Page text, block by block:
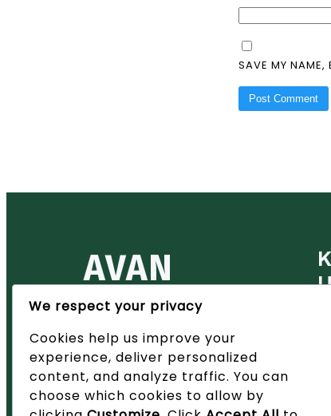
SAVE MY NAME,
AVAN
Ihr zuverlässiger Partner für
– wir bieten innovative Lösungen
und hervorragenden Service.
We respect your privacy
Cookies help us improve your
experience, deliver personalized
content, and analyze traffic. You can
choose which cookies to allow by